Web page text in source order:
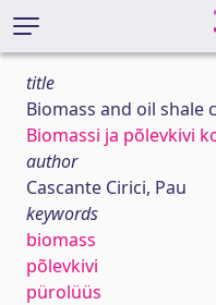
title
Biomass and oil shale
Biomassi ja põlevkivi
author
Cascante Cirici, Pau
keywords
biomass
põlevkivi
pürolüüs